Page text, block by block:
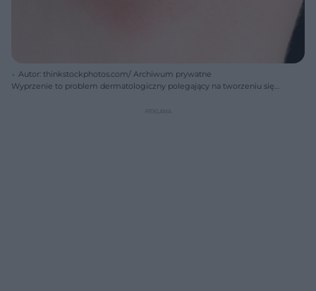
Autor: thinkstockphotos.com/ Archiwum prywatne
Wyprzenie to problem dermatologiczny polegający na tworzeniu się